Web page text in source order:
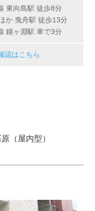
東向島駅 徒歩8分
か 曳舟駅 徒歩13分
鐘ヶ淵駅 車で3分
認はこちら
（屋内型）